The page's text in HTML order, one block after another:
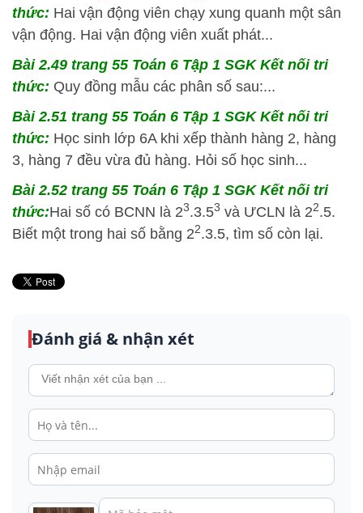
thức: Hai vận động viên chạy xung quanh một sân
vận động. Hai vận động viên xuất phát...
Bài 2.49 trang 55 Toán 6 Tập 1 SGK Kết nối tri
thức: Quy đồng mẫu các phân số sau:...
Bài 2.51 trang 55 Toán 6 Tập 1 SGK Kết nối tri
thức: Học sinh lớp 6A khi xếp thành hàng 2, hàng
3, hàng 7 đều vừa đủ hàng. Hỏi số học sinh...
Bài 2.52 trang 55 Toán 6 Tập 1 SGK Kết nối tri
thức:Hai số có BCNN là 23.3.53 và ƯCLN là 22.5.
Biết một trong hai số bằng 22.3.5, tìm số còn lại.
Đánh giá & nhận xét